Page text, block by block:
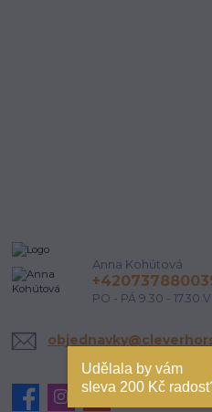
Anna Kohútová
PO - PÁ 9.30 - 17.30
Udělala by vám
sleva 200 Kč